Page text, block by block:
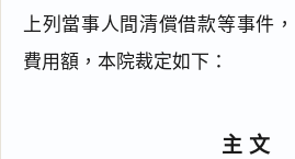
上列當事人間清償借款等事件
費用額，本院裁定如下：
主文